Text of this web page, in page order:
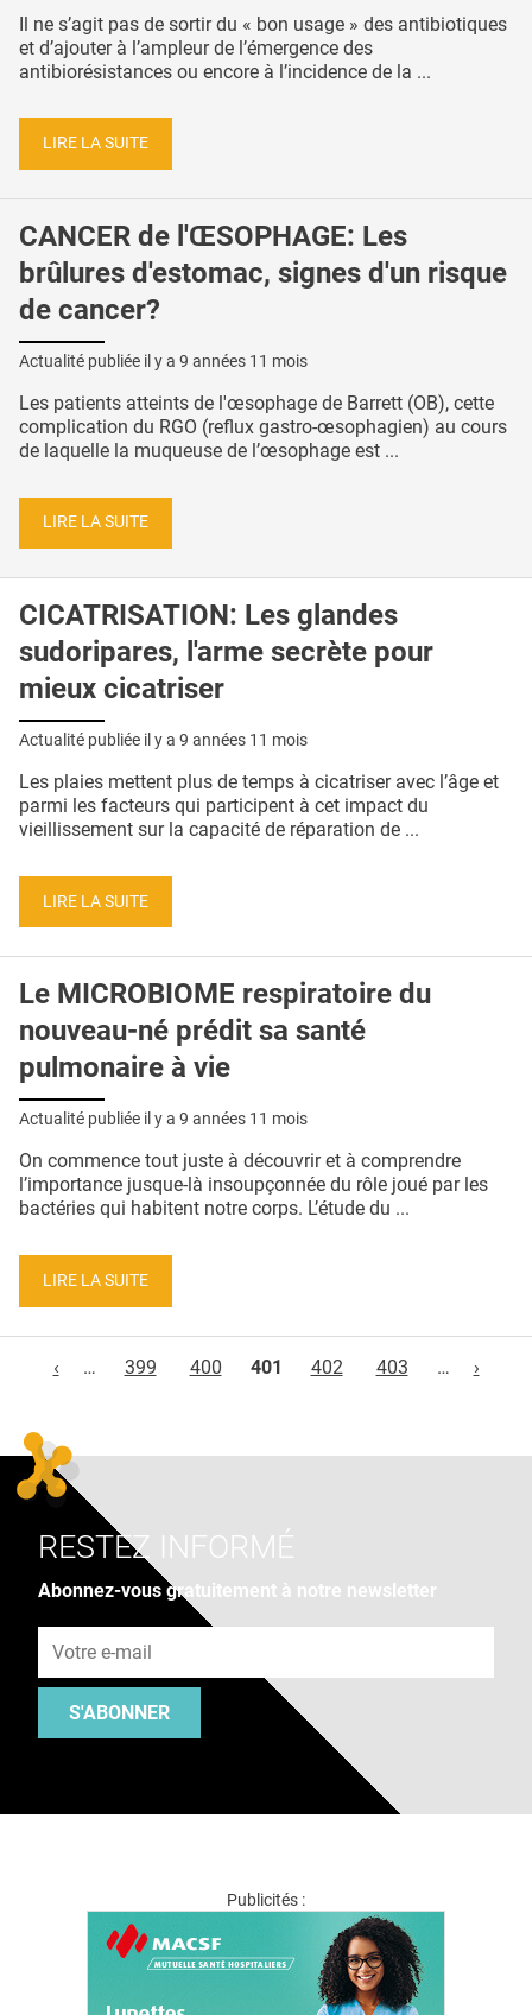
Il ne s’agit pas de sortir du « bon usage » des antibiotiques
et d’ajouter à l’ampleur de l’émergence des
antibiorésistances ou encore à l’incidence de la ...
LIRE LA SUITE
CANCER de l'ŒSOPHAGE: Les
brûlures d'estomac, signes d'un risque
de cancer?
Actualité publiée il y a 9 années 11 mois
Les patients atteints de l'œsophage de Barrett (OB), cette
complication du RGO (reflux gastro-œsophagien) au cours
de laquelle la muqueuse de l’œsophage est ...
LIRE LA SUITE
CICATRISATION: Les glandes
sudoripares, l'arme secrète pour
mieux cicatriser
Actualité publiée il y a 9 années 11 mois
Les plaies mettent plus de temps à cicatriser avec l’âge et
parmi les facteurs qui participent à cet impact du
vieillissement sur la capacité de réparation de ...
LIRE LA SUITE
Le MICROBIOME respiratoire du
nouveau-né prédit sa santé
pulmonaire à vie
Actualité publiée il y a 9 années 11 mois
On commence tout juste à découvrir et à comprendre
l’importance jusque-là insoupçonnée du rôle joué par les
bactéries qui habitent notre corps. L’étude du ...
LIRE LA SUITE
‹
… 399 400 401 402 403 … ›
RESTEZ INFORMÉ
Abonnez-vous gratuitement à notre newsletter
S'ABONNER
Publicités :